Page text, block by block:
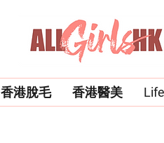
香港脫毛 香港醫美